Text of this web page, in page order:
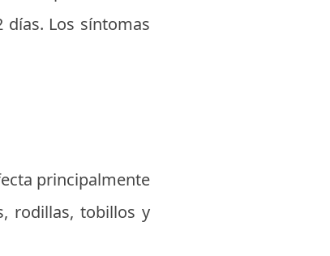
Los síntomas
principalmente
rodillas, tobillos y